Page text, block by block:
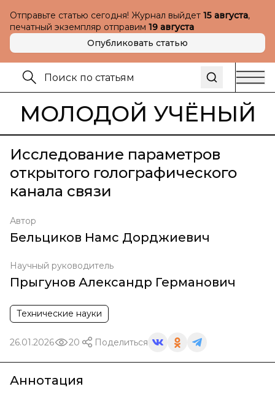
Отправьте статью сегодня! Журнал выйдет 15 августа,
печатный экземпляр отправим 19 августа
Опубликовать статью
МОЛОДОЙ УЧЁНЫЙ
Исследование параметров
открытого голографического
канала связи
Автор
Бельциков Намс Дорджиевич
Научный руководитель
Прыгунов Александр Германович
Технические науки
26.01.2026 20 Поделиться
Аннотация